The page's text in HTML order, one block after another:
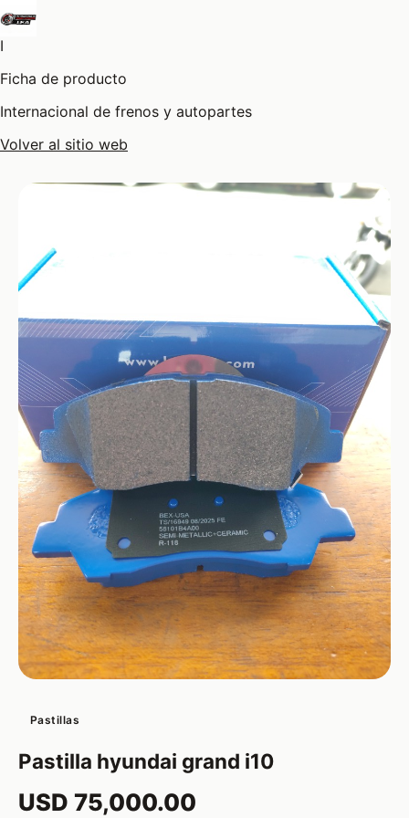
I
Ficha de producto
Internacional de frenos y autopartes
Volver al sitio web
Pastillas
Pastilla hyundai grand i10
USD 75,000.00